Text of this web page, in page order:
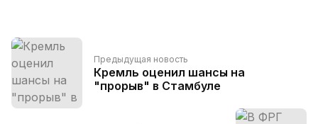
Предыдущая новость
Кремль оценил шансы на
"прорыв" в Стамбуле